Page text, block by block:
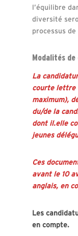
l’équilibre
diversité
processus
Modalités
La
courte lettre
maximum),
du/de la
dont il.elle
jeunes
Ces
avant le 10
anglais, en
Les
en compte.